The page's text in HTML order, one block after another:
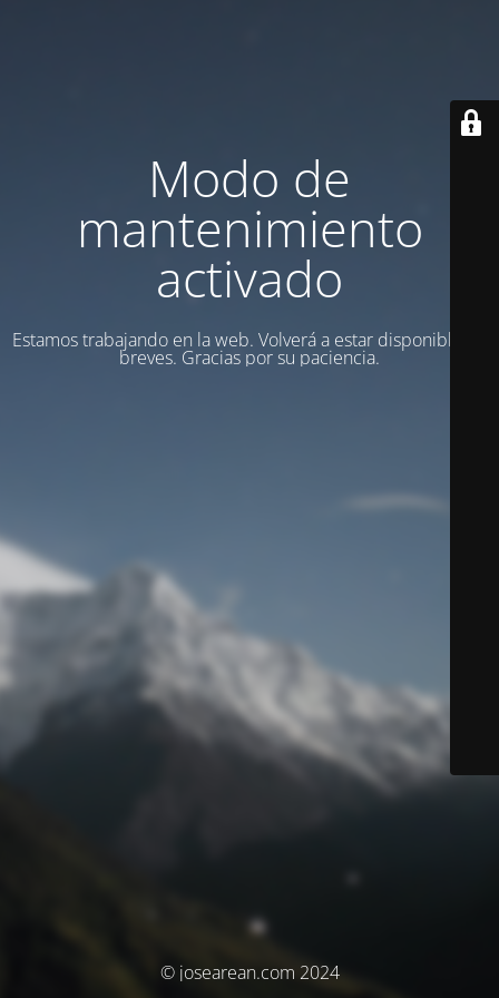
Modo de
mantenimiento
activado
Estamos trabajando en la web. Volverá a estar disponible en
breves. Gracias por su paciencia.
© josearean.com 2024